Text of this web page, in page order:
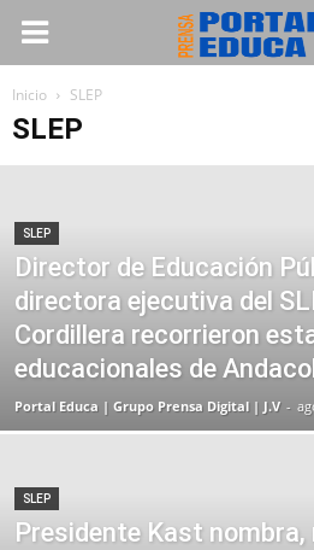
Inicio SLEP
SLEP
SLEP
Director de Educación
directora ejecutiva del
Cordillera recorrieron
educacionales de
Portal Educa | Grupo Prensa Digital | J.V -
SLEP
Presidente Kast nombra,